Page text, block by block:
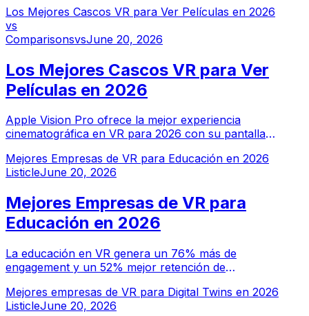
PS5. Esta guía clasifica todos los cascos por menos de
$500 según diferentes casos de uso.
Los Mejores Cascos VR para Ver Películas en 2026
vs
ComparisonsvsJune 20, 2026
Los Mejores Cascos VR para Ver
Películas en 2026
Apple Vision Pro ofrece la mejor experiencia
cinematográfica en VR para 2026 con su pantalla
TV+. Meta Quest 3 es la mejor opción en relación
calidad-precio para cine virtual en casa.
Mejores Empresas de VR para Educación en 2026
ListicleJune 20, 2026
Mejores Empresas de VR para
Educación en 2026
La educación en VR genera un 76% más de
engagement y un 52% mejor retención de
tradicionales. Estas empresas de VR están
transformando el aprendizaje mediante experiencias
Mejores empresas de VR para Digital Twins en 2026
ListicleJune 20, 2026